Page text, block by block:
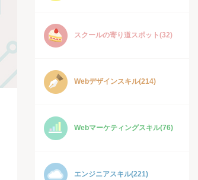
スクールの寄り道スポット(32)
Webデザインスキル(214)
Webマーケティングスキル(76)
エンジニアスキル(221)